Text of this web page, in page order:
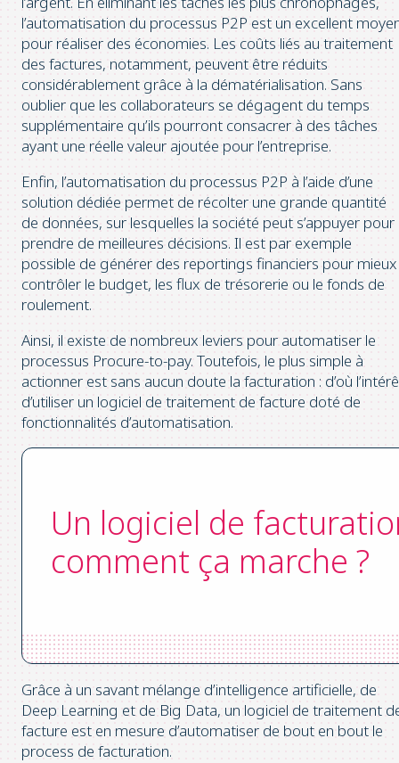
l’automatisation du processus P2P est un excellent
pour réaliser des économies. Les coûts liés au traitement
des factures, notamment, peuvent être réduits
considérablement grâce à la dématérialisation. Sans
oublier que les collaborateurs se dégagent du temps
supplémentaire qu’ils pourront consacrer à des tâches
ayant une réelle valeur ajoutée pour l’entreprise.
Enfin, l’automatisation du processus P2P à l’aide d’une
solution dédiée permet de récolter une grande quantité
de données, sur lesquelles la société peut s’appuyer pour
prendre de meilleures décisions. Il est par exemple
possible de générer des reportings financiers pour mieux
contrôler le budget, les flux de trésorerie ou le fonds de
roulement.
Ainsi, il existe de nombreux leviers pour automatiser le
processus Procure-to-pay. Toutefois, le plus simple à
actionner est sans aucun doute la facturation : d’où
d’utiliser un logiciel de traitement de facture doté de
fonctionnalités d’automatisation.
Un logiciel de
comment ça marche ?
Grâce à un savant mélange d’intelligence artificielle, de
Deep Learning et de Big Data, un logiciel de traitement
facture est en mesure d’automatiser de bout en bout le
process de facturation.